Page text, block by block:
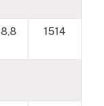
8,8 1514